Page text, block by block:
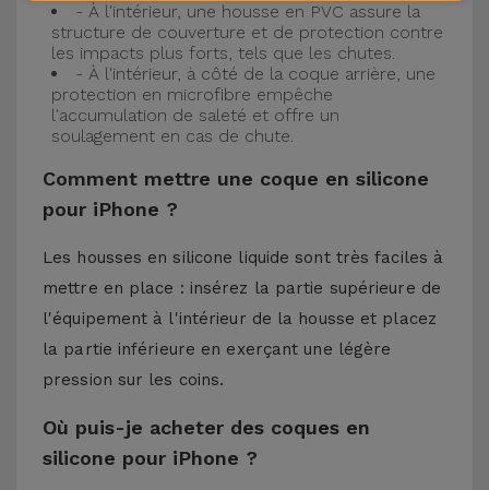
- À l'intérieur, une housse en PVC assure la
structure de couverture et de protection contre
les impacts plus forts, tels que les chutes.
- À l'intérieur, à côté de la coque arrière, une
protection en microfibre empêche
l'accumulation de saleté et offre un
soulagement en cas de chute.
Comment mettre une coque en silicone
pour iPhone ?
Les housses en silicone liquide sont très faciles à
mettre en place : insérez la partie supérieure de
l'équipement à l'intérieur de la housse et placez
la partie inférieure en exerçant une légère
pression sur les coins.
Où puis-je acheter des coques en
silicone pour iPhone ?